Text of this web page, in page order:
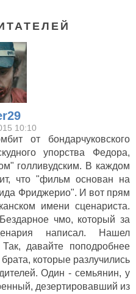
10:10
от бондарчуковского
упорства Федора,
голливудским. В каждом
что "фильм основан на
Фриджерио". И вот прям
имени сценариста.
чмо, который за
написал. Нашел
давайте поподробнее
которые разлучились
Один - семьянин, у
дезертировавший из